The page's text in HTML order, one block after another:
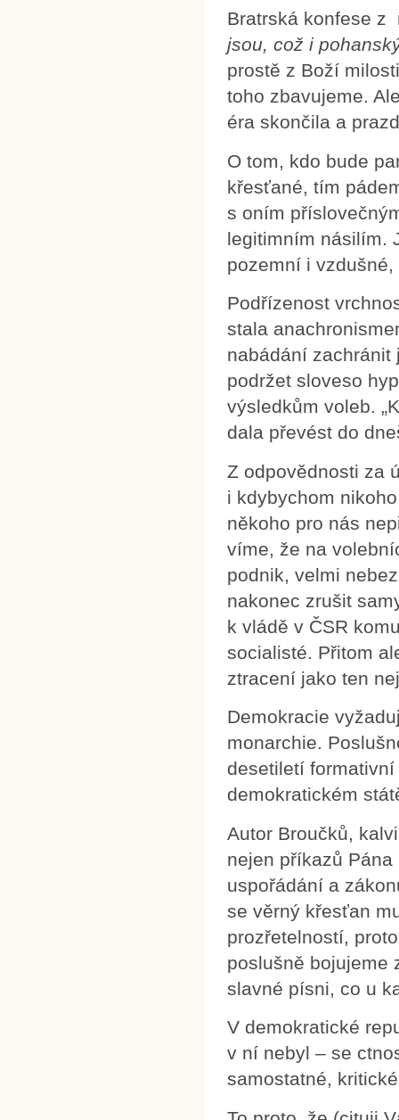
Bratrská konfese z
jsou, což i
prostě z Boží
toho zbavujeme.
éra skončila a
O tom, kdo bude
křesťané, tím
s oním
legitimním násilím.
pozemní i
Podřízenost
stala
nabádání zachránit
podržet sloveso
výsledkům voleb.
dala převést do
Z odpovědnosti za
i kdybychom
někoho pro nás
víme, že na
podnik, velmi
nakonec zrušit
k vládě v ČSR
socialisté. Přitom
ztracení jako ten
Demokracie
monarchie.
desetiletí
demokratickém
Autor Broučků,
nejen příkazů
uspořádání a
se věrný křesťan
prozřetelností,
poslušně bojujeme
slavné písni, co u
V demokratické
v ní nebyl – se
samostatné,